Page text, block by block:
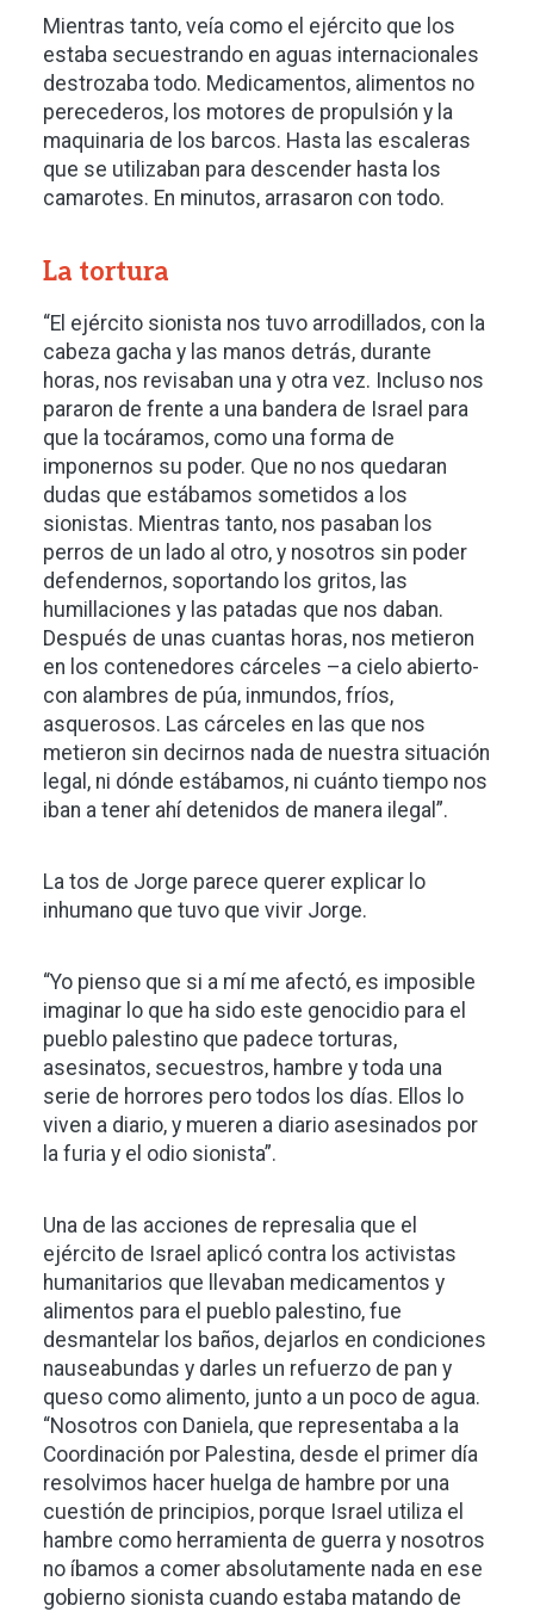
Mientras tanto, veía como el ejército que los
estaba secuestrando en aguas internacionales
destrozaba todo. Medicamentos, alimentos no
perecederos, los motores de propulsión y la
maquinaria de los barcos. Hasta las escaleras
que se utilizaban para descender hasta los
camarotes. En minutos, arrasaron con todo.
La tortura
“El ejército sionista nos tuvo arrodillados, con la
cabeza gacha y las manos detrás, durante
horas, nos revisaban una y otra vez. Incluso nos
pararon de frente a una bandera de Israel para
que la tocáramos, como una forma de
imponernos su poder. Que no nos quedaran
dudas que estábamos sometidos a los
sionistas. Mientras tanto, nos pasaban los
perros de un lado al otro, y nosotros sin poder
defendernos, soportando los gritos, las
humillaciones y las patadas que nos daban.
Después de unas cuantas horas, nos metieron
en los contenedores cárceles –a cielo abierto-
con alambres de púa, inmundos, fríos,
asquerosos. Las cárceles en las que nos
metieron sin decirnos nada de nuestra situación
legal, ni dónde estábamos, ni cuánto tiempo nos
iban a tener ahí detenidos de manera ilegal”.
La tos de Jorge parece querer explicar lo
inhumano que tuvo que vivir Jorge.
“Yo pienso que si a mí me afectó, es imposible
imaginar lo que ha sido este genocidio para el
pueblo palestino que padece torturas,
asesinatos, secuestros, hambre y toda una
serie de horrores pero todos los días. Ellos lo
viven a diario, y mueren a diario asesinados por
la furia y el odio sionista”.
Una de las acciones de represalia que el
ejército de Israel aplicó contra los activistas
humanitarios que llevaban medicamentos y
alimentos para el pueblo palestino, fue
desmantelar los baños, dejarlos en condiciones
nauseabundas y darles un refuerzo de pan y
queso como alimento, junto a un poco de agua.
“Nosotros con Daniela, que representaba a la
Coordinación por Palestina, desde el primer día
resolvimos hacer huelga de hambre por una
cuestión de principios, porque Israel utiliza el
hambre como herramienta de guerra y nosotros
no íbamos a comer absolutamente nada en ese
gobierno sionista cuando estaba matando de